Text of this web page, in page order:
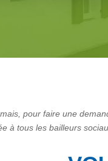
pour faire une
à tous les bailleurs